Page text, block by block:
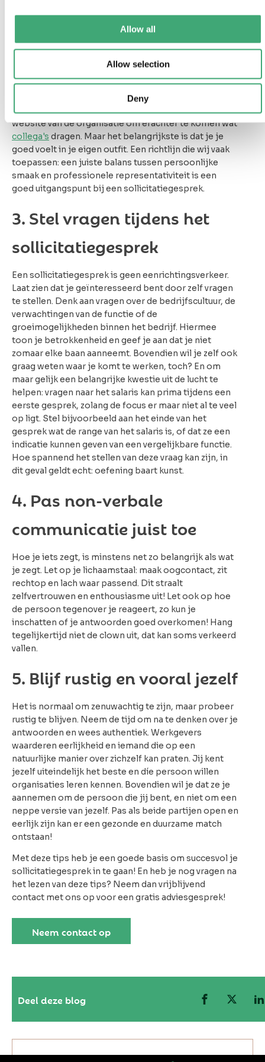
Allow all
Allow selection
Deny
Een goede eerste indruk is belangrijk. Zorg voor
gepaste kleding die aansluit bij de cultuur van het
bedrijf. Een formele outfit is meestal een veilige
keuze, maar informeer eventueel naar de dresscode.
Check bijvoorbeeld desocialmediakanalenof de
website van de organisatie om erachter te komen wat
collega's dragen. Maar het belangrijkste is dat je je
goed voelt in je eigen outfit. Een richtlijn die wij vaak
toepassen: een juiste balans tussen persoonlijke
smaak en professionele representativiteit is een
goed uitgangspunt bij een sollicitatiegesprek.
3.Stel vragen tijdens het
sollicitatiegesprek
Een sollicitatiegesprek is geen eenrichtingsverkeer.
Laat zien dat je geïnteresseerd bent door zelf vragen
te stellen. Denk aan vragen over de bedrijfscultuur, de
verwachtingen van de functie of de
groeimogelijkheden binnen het bedrijf. Hiermee
toon je betrokkenheid en geef je aan dat je niet
zomaar elke baan aanneemt. Bovendien wil je zelf ook
graag weten waar je komt te werken, toch? En om
maar gelijk een belangrijke kwestie uit de lucht te
helpen: vragen naar het salaris kan prima tijdens een
eerste gesprek, zolang de focus er maar niet al te veel
op ligt. Stel bijvoorbeeld aan het einde van het
gesprek wat de range van het salaris is, of dat ze een
indicatie kunnen geven van een vergelijkbare functie.
Hoe spannend het stellen van deze vraag kan zijn, in
dit geval geldt echt: oefening baart kunst.
4. Pas non-verbale
communicatiejuist toe
Hoe je iets zegt, is minstens net zo belangrijk als wat
je zegt. Let op je lichaamstaal: maak oogcontact, zit
rechtop en lach waar passend. Dit straalt
zelfvertrouwen en enthousiasme uit! Let ook op hoe
de persoon tegenover je reageert, zo kun je
inschatten of je antwoorden goed overkomen! Hang
tegelijkertijd niet de clown uit, dat kan soms verkeerd
vallen.
5. Blijf rustig en vooral jezelf
Het is normaal om zenuwachtig te zijn, maar probeer
rustig te blijven. Neem de tijd om na te denken over je
antwoorden en wees authentiek. Werkgevers
waarderen eerlijkheid en iemand die op een
natuurlijke manier over zichzelf kan praten. Jij kent
jezelf uiteindelijk het beste en díe persoon willen
organisaties leren kennen. Bovendien wil je dat ze je
aannemen om de persoon die jij bent, en niet om een
neppe versie van jezelf. Pas als beide partijen open en
eerlijk zijn kan er een gezonde en duurzame match
ontstaan!
Met deze tips heb je een goede basis om succesvol je
sollicitatiegesprek in te gaan! En heb je nog vragen na
het lezen van deze tips? Neem dan vrijblijvend
contact met ons op voor een gratis adviesgesprek!
Neem contact op
Deel deze blog